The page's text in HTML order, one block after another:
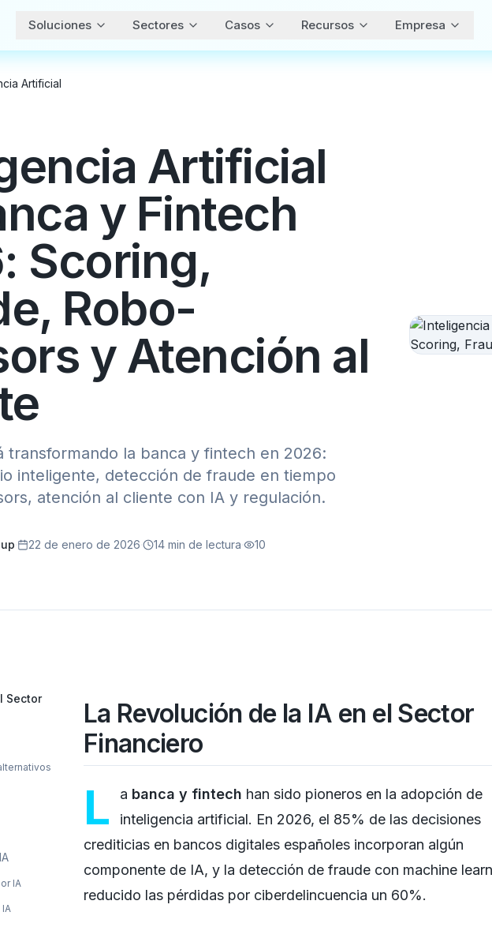
Soluciones Sectores Casos Recursos Empresa
Artificial
Artificial
y Fintech
Scoring,
Robo-
y Atención al
transformando la banca y fintech en 2026:
inteligente, detección de fraude en tiempo
atención al cliente con IA y regulación.
· 22 de enero de 2026· 14 min de lectura· 10
Sector
IA
La Revolución de la IA en el Sector
Financiero
L a banca y fintech han sido pioneros en la adopción de
inteligencia artificial. En 2026, el 85% de las decisiones
crediticias en bancos digitales españoles incorporan algún
componente de IA, y la detección de fraude con machine
reducido las pérdidas por ciberdelincuencia un 60%.